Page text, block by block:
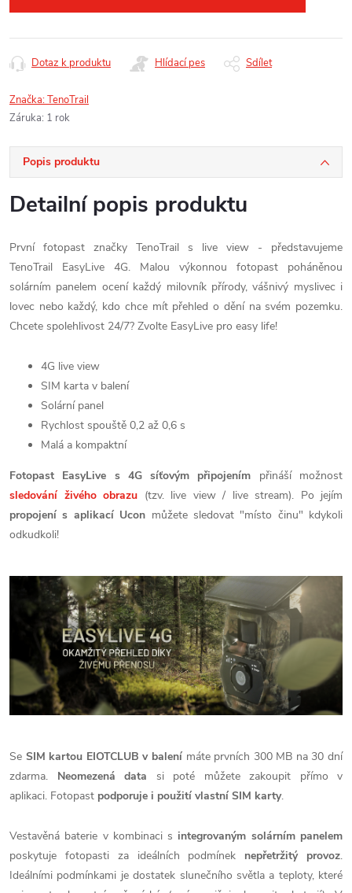
Dotaz k produktu Hlídací pes Sdílet
Značka:TenoTrail
Záruka: 1 rok
Popis produktu
Detailní popis produktu
První fotopast značky TenoTrail s live view - představujeme
TenoTrail EasyLive 4G. Malou výkonnou fotopast poháněnou
solárním panelem ocení každý milovník přírody, vášnivý myslivec i
lovec nebo každý, kdo chce mít přehled o dění na svém pozemku.
Chcete spolehlivost 24/7? Zvolte EasyLive pro easy life!
4G live view
SIM karta v balení
Solární panel
Rychlost spouště 0,2 až 0,6 s
Malá a kompaktní
Fotopast EasyLive s 4G síťovým připojením přináší možnost
sledování živého obrazu (tzv. live view / live stream). Po jejím
propojení s aplikací Ucon můžete sledovat "místo činu" kdykoli
odkudkoli!
Se SIM kartou EIOTCLUB v balenímáte prvních 300 MB na 30 dní
zdarma. Neomezená data si poté můžete zakoupit přímo v
aplikaci. Fotopast podporuje i použití vlastní SIM karty.
Vestavěná baterie v kombinaci sintegrovaným solárním panelem
poskytuje fotopasti za ideálních podmínek nepřetržitý provoz.
Ideálními podmínkami je dostatek slunečního světla a teploty, které